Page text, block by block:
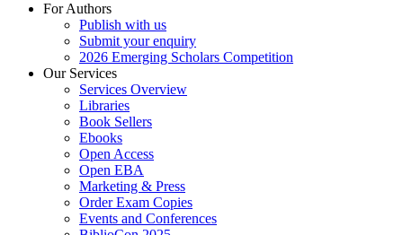
For Authors
Publish with us
Submit your enquiry
2026 Emerging Scholars Competition
Our Services
Services Overview
Libraries
Book Sellers
Ebooks
Open Access
Open EBA
Marketing & Press
Order Exam Copies
Events and Conferences